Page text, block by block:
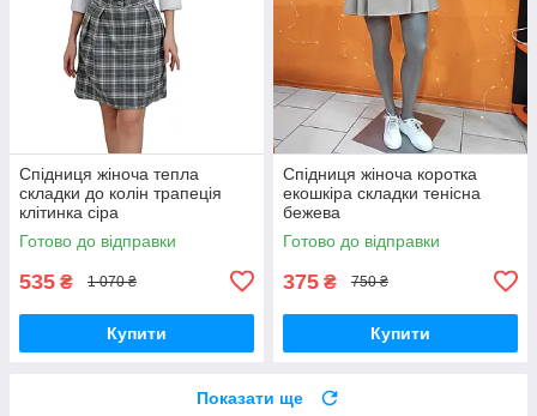
Спідниця жіноча тепла
складки до колін трапеція
клітинка сіра
Готово до відправки
535 ₴ 1 070 ₴
Купити
Спідниця жіноча коротка
екошкіра складки тенісна
бежева
Готово до відправки
375 ₴ 750 ₴
Купити
Показати ще